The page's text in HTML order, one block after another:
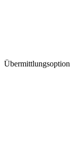
Übermittlungsoption